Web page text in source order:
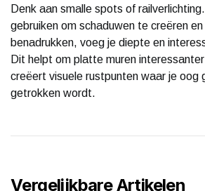
Denk aan smalle spots of
gebruiken om schaduwen te creëren
benadrukken, voeg je diepte en
Dit helpt om platte muren
creëert visuele rustpunten waar je oog
getrokken wordt.
Vergelijkbare Artikelen